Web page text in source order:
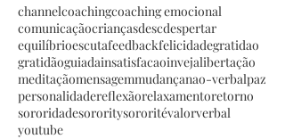
channelcoachingcoaching emocional
comunicaçãocriançasdescdespertar
equilíbrioescutafeedbackfelicidadegratidao
gratidãoguiadainsatisfacaoinvejalibertação
meditaçãomensagemmudançanao-verbalpaz
personalidadereflexãorelaxamentoretorno
sororidadesororitysororitévalorverbal
youtube